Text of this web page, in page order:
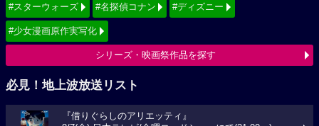
#スターウォーズ #名探偵コナン #ディズニー
#少女漫画原作実写化
シリーズ・映画祭作品を探す
必見！地上波放送リスト
『借りぐらしのアリエッティ』